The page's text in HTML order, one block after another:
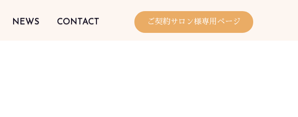
NEWS CONTACT ご契約サロン様専用ページ